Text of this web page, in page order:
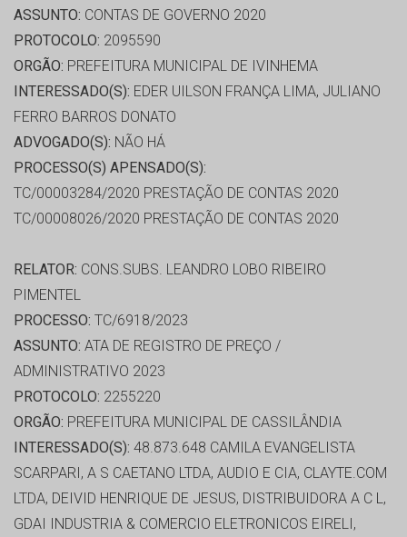
ASSUNTO: CONTAS DE GOVERNO 2020
PROTOCOLO: 2095590
ORGÃO: PREFEITURA MUNICIPAL DE IVINHEMA
INTERESSADO(S): EDER UILSON FRANÇA LIMA, JULIANO
FERRO BARROS DONATO
ADVOGADO(S): NÃO HÁ
PROCESSO(S) APENSADO(S):
TC/00003284/2020 PRESTAÇÃO DE CONTAS 2020
TC/00008026/2020 PRESTAÇÃO DE CONTAS 2020
RELATOR: CONS.SUBS. LEANDRO LOBO RIBEIRO
PIMENTEL
PROCESSO: TC/6918/2023
ASSUNTO: ATA DE REGISTRO DE PREÇO /
ADMINISTRATIVO 2023
PROTOCOLO: 2255220
ORGÃO: PREFEITURA MUNICIPAL DE CASSILÂNDIA
INTERESSADO(S): 48.873.648 CAMILA EVANGELISTA
SCARPARI, A S CAETANO LTDA, AUDIO E CIA, CLAYTE.COM
LTDA, DEIVID HENRIQUE DE JESUS, DISTRIBUIDORA A C L,
GDAI INDUSTRIA & COMERCIO ELETRONICOS EIRELI,